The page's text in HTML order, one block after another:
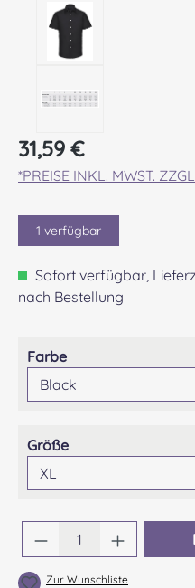
Regulärer Preis:
31,59 €
*PREISE INKL. MWST.
1 verfügbar
Sofort verfügbar,
nach Bestellung
Farbeauswählen
Größeauswählen
Produkt Anzahl:
Zur Wunschliste